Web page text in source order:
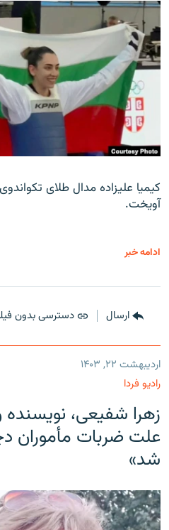
کیمیا علیزاده مدال طلای
آویخت.
ادامه خبر
ارسال دسترسی بدون
اردیبهشت ۲۲, ۱۴۰۳
رادیو فردا
زهرا شفیعی، نویسنده
علت ضربات مأموران
شد»